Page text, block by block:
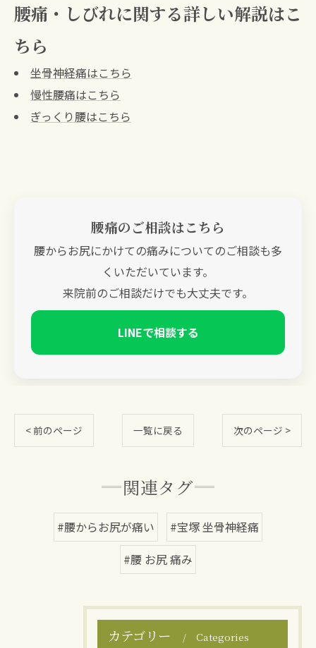
腰痛・しびれに関する詳しい解説はこ
ちら
坐骨神経痛はこちら
慢性腰痛はこちら
ぎっくり腰はこちら
腰痛のご相談はこちら
腰からお尻にかけての痛みについてのご相談も多
くいただいています。
来院前のご相談だけでも大丈夫です。
LINEで相談する
< 前のページ 一覧に戻る 次のページ >
関連タグ
#腰からお尻が痛い
#宝塚 坐骨神経痛
#腰 お尻 痛み
カテゴリー Categories